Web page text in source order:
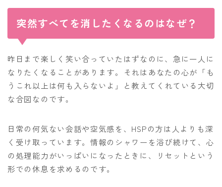
突然すべてを消したくなるのはなぜ？
昨日まで楽しく笑い合っていたはずなのに、急に一人に
なりたくなることがあります。それはあなたの心が「も
うこれ以上は何も入らないよ」と教えてくれている大切
な合図なのです。
日常の何気ない会話や空気感を、HSPの方は人よりも深
く受け取っています。情報のシャワーを浴び続けて、心
の処理能力がいっぱいになったときに、リセットという
形での休息を求めるのです。